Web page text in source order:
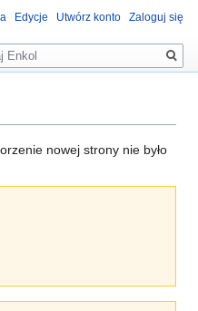
nowej strony nie było
Edycje Utwórz konto Zaloguj się